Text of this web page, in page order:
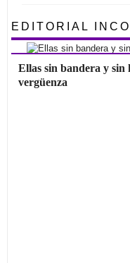
EDITORIAL
Ellas sin bandera y sin
vergüenza